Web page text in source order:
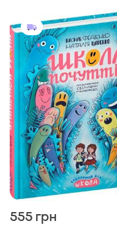
555 грн